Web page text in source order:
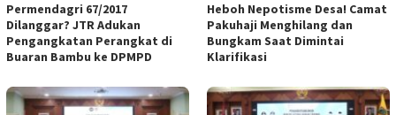
Permendagri 67/2017
Dilanggar? JTR Adukan
Pengangkatan Perangkat di
Buaran Bambu ke DPMPD
Heboh Nepotisme Desa! Camat
Pakuhaji Menghilang dan
Bungkam Saat Dimintai
Klarifikasi